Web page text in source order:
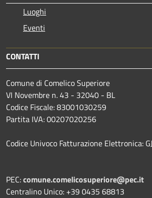
Luoghi
Eventi
CONTATTI
Comune di Comelico Superiore
VI Novembre n. 43 - 32040 - BL
Codice Fiscale: 83001030259
Partita IVA: 00207020256
Codice Univoco Fatturazione Elettronica:
PEC:comune.comelicosuperiore@pec.it
Centralino Unico: +39 0435 68813